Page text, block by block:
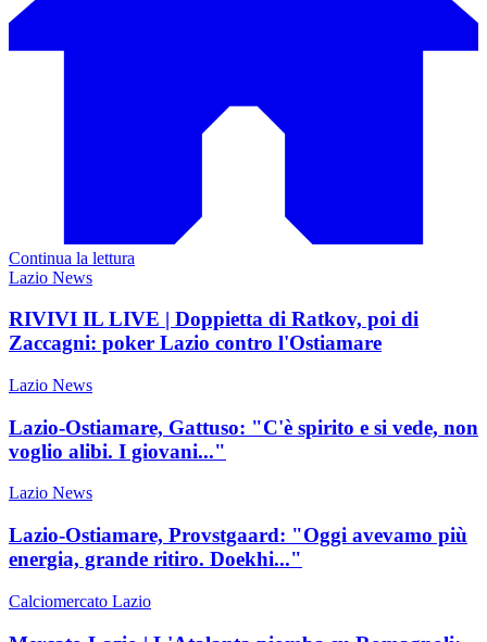
Continua la lettura
Lazio News
RIVIVI IL LIVE | Doppietta di Ratkov, poi di
Zaccagni: poker Lazio contro l'Ostiamare
Lazio News
Lazio-Ostiamare, Gattuso: "C'è spirito e si vede, non
voglio alibi. I giovani..."
Lazio News
Lazio-Ostiamare, Provstgaard: "Oggi avevamo più
energia, grande ritiro. Doekhi..."
Calciomercato Lazio